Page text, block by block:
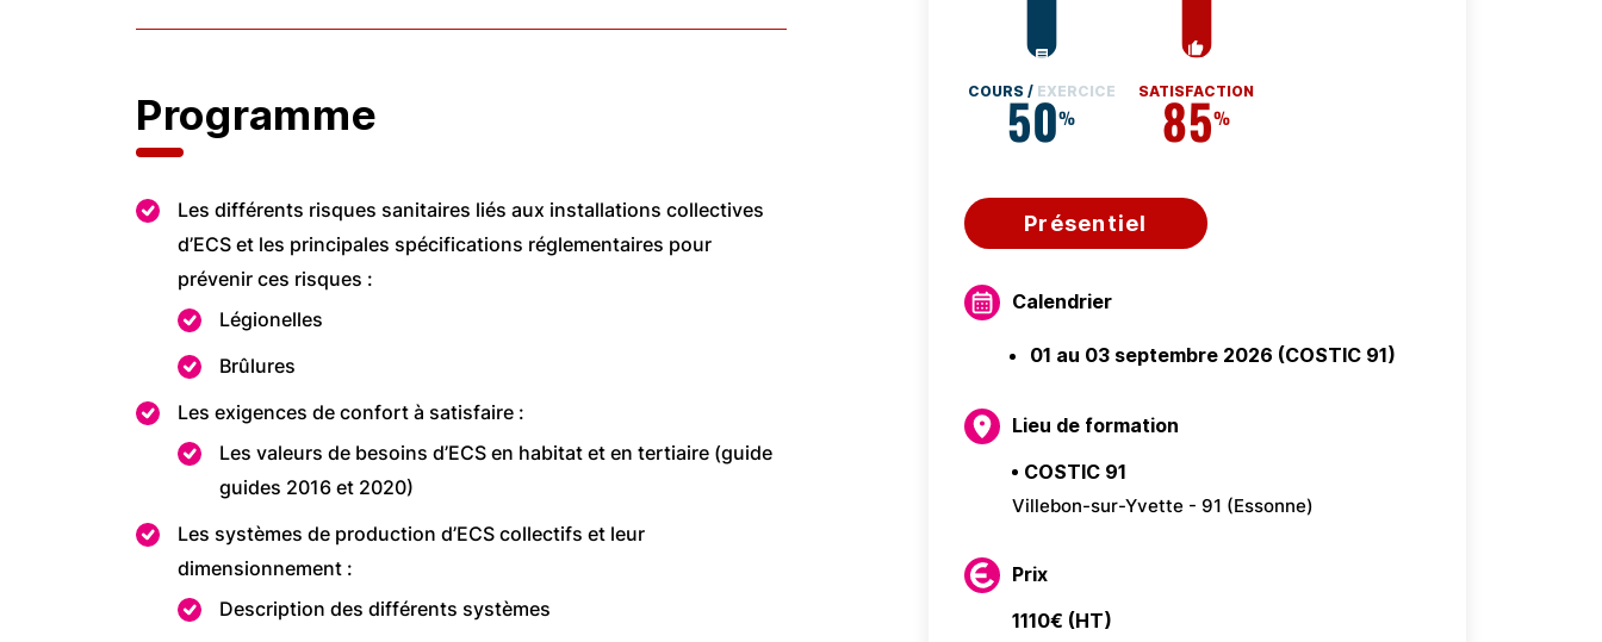
Programme
Les différents risques sanitaires liés aux installations collectives
d’ECS et les principales spécifications réglementaires pour
prévenir ces risques :
Légionelles
Brûlures
Les exigences de confort à satisfaire :
Les valeurs de besoins d’ECS en habitat et en tertiaire (guide
guides 2016 et 2020)
Les systèmes de production d’ECS collectifs et leur
dimensionnement :
Description des différents systèmes
COURS / EXERCICE
50%
SATISFACTION
85%
Présentiel
Calendrier
01 au 03 septembre 2026 (COSTIC 91)
Lieu de formation
COSTIC 91
Villebon-sur-Yvette - 91 (Essonne)
Prix
1110€ (HT)